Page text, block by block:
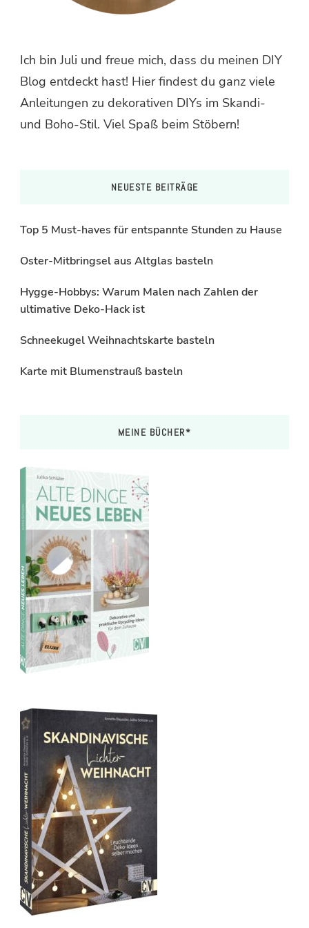
Ich bin Juli und freue mich, dass du meinen DIY
Blog entdeckt hast! Hier findest du ganz viele
Anleitungen zu dekorativen DIYs im Skandi-
und Boho-Stil. Viel Spaß beim Stöbern!
NEUESTE BEITRÄGE
Top 5 Must-haves für entspannte Stunden zu Hause
Oster-Mitbringsel aus Altglas basteln
Hygge-Hobbys: Warum Malen nach Zahlen der
ultimative Deko-Hack ist
Schneekugel Weihnachtskarte basteln
Karte mit Blumenstrauß basteln
MEINE BÜCHER*